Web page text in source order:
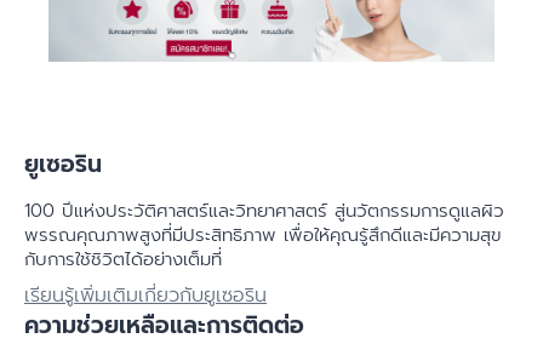
ยูเซอริน
100 ปีแห่งประวัติศาสตร์​และวิทยาศาสตร์ สู่นวัตกรรมการดูแลผิว
พรรณคุณภาพสูงที่มีประสิทธิภาพ เพื่อให้คุณรู้สึกดีและมีความสุข
กับการใช้ชิวิตได้อย่างเต็มที่
เรียนรู้เพิ่มเติมเกี่ยวกับยูเซอริน
ความช่วยเหลือและการติดต่อ